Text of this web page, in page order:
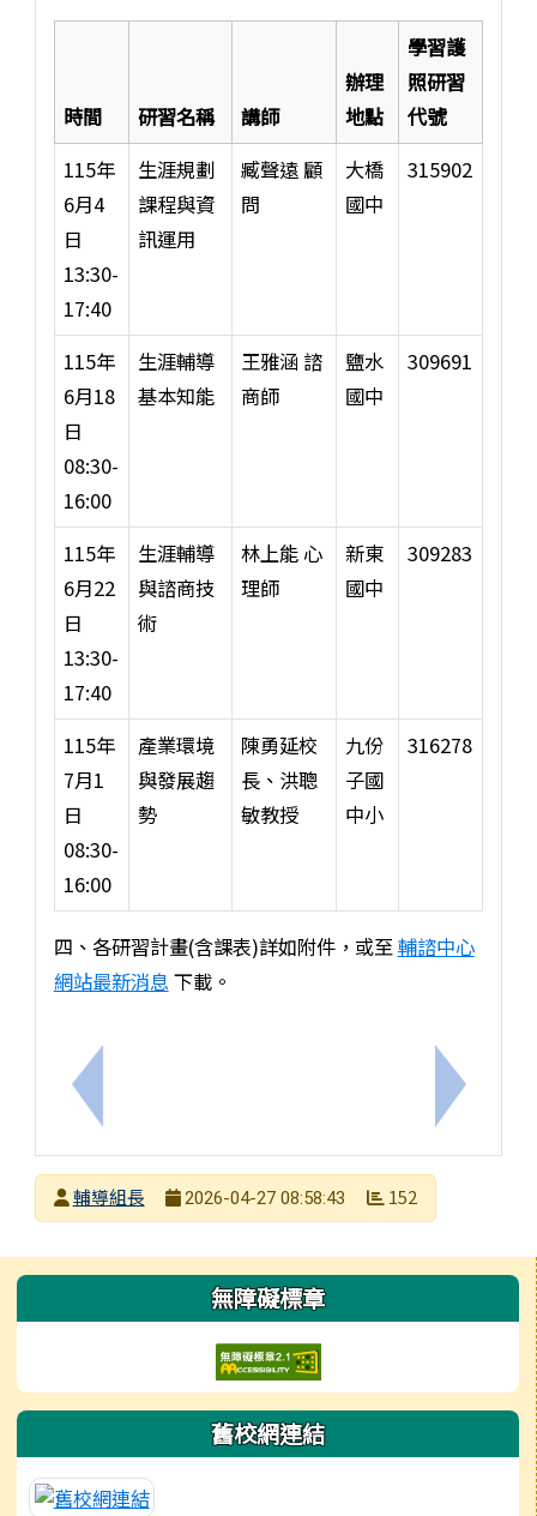
上一筆：本校114學年度5月-6月特教學生助理人員甄
時間 研習名稱 講師
辦理
地點
學習護
照研習
代號
115年
6月4
日
13:30-
17:40
生涯規劃
課程與資
訊運用
臧聲遠 顧
問
大橋
國中
315902
115年
6月18
日
08:30-
16:00
生涯輔導
基本知能
王雅涵 諮
商師
鹽水
國中
309691
115年
6月22
日
13:30-
17:40
生涯輔導
與諮商技
術
林上能 心
理師
新東
國中
309283
115年
7月1
日
08:30-
16:00
產業環境
與發展趨
勢
陳勇延校
長、洪聰
敏教授
九份
子國
中小
316278
四、各研習計畫(含課表)詳如附件，或至輔諮中心
網站最新消息下載。
下一筆：
發布者
輔導組長
2026-04-27 08:58:43 152
左邊區域內容 無障礙標章
舊校網連結